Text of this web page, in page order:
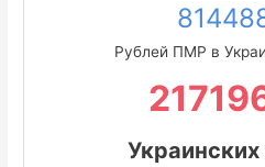
Рублей ПМР в
Украинских